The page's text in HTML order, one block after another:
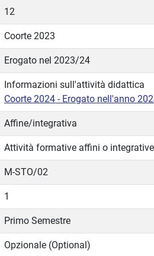
12
Coorte 2023
Erogato nel 2023/24
Informazioni sull'attività didattica
Coorte 2024 - Erogato nell'anno
Affine/integrativa
Attività formative affini o integrative
M-STO/02
1
Primo Semestre
Opzionale (Optional)